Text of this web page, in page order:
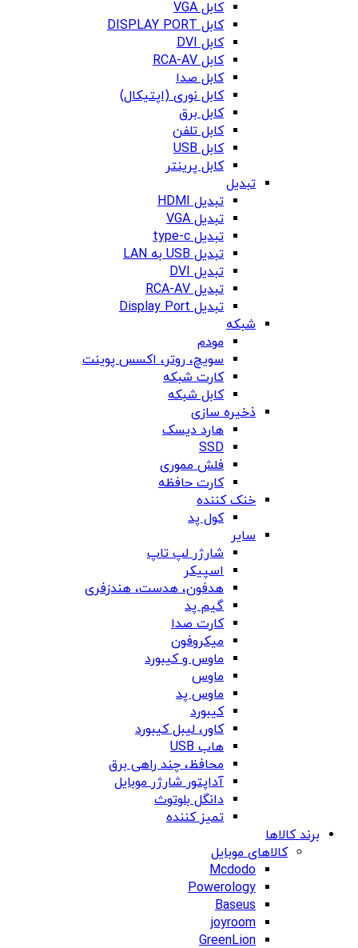
کابل VGA
کابل DISPLAY PORT
کابل DVI
کابل RCA-AV
کابل صدا
کابل نوری (اپتیکال)
کابل برق
کابل تلفن
کابل USB
کابل پرینتر
تبدیل
تبدیل HDMI
تبدیل VGA
تبدیل type-c
تبدیل USB به LAN
تبدیل DVI
تبدیل RCA-AV
تبدیل Display Port
شبکه
مودم
سویچ، روتر، اکسس پوینت
کارت شبکه
کابل شبکه
ذخیره سازی
هارد دیسک
SSD
فلش مموری
کارت حافظه
خنک کننده
کول پد
سایر
شارژر لپ تاپ
اسپیکر
هدفون، هدست، هندزفری
گیم پد
کارت صدا
میکروفون
ماوس و کیبورد
ماوس
ماوس پد
کیبورد
کاور، لیبل کیبورد
هاب USB
محافظ، چند راهی برق
آداپتور شارژر موبایل
دانگل بلوتوث
تمیز کننده
برند کالاها
کالاهای موبایل
Mcdodo
Powerology
Baseus
joyroom
GreenLion